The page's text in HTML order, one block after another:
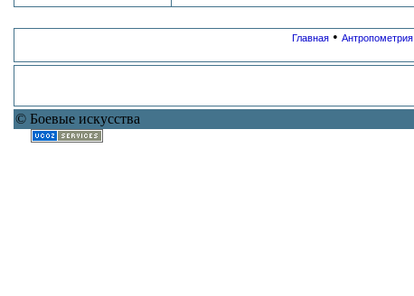
Главная • Антропометрия
© Боевые искусства